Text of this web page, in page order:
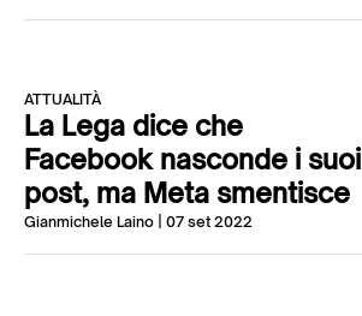
ATTUALITÀ
La Lega dice che
Facebook nasconde i suoi
post, ma Meta smentisce
Gianmichele Laino | 07 set 2022